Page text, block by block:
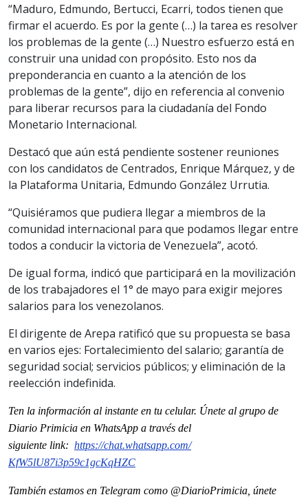
“Maduro, Edmundo, Bertucci, Ecarri, todos tienen que
firmar el acuerdo. Es por la gente (…) la tarea es resolver
los problemas de la gente (…) Nuestro esfuerzo está en
construir una unidad con propósito. Esto nos da
preponderancia en cuanto a la atención de los
problemas de la gente”, dijo en referencia al convenio
para liberar recursos para la ciudadanía del Fondo
Monetario Internacional.
Destacó que aún está pendiente sostener reuniones
con los candidatos de Centrados, Enrique Márquez, y de
la Plataforma Unitaria, Edmundo González Urrutia.
“Quisiéramos que pudiera llegar a miembros de la
comunidad internacional para que podamos llegar entre
todos a conducir la victoria de Venezuela”, acotó.
De igual forma, indicó que participará en la movilización
de los trabajadores el 1° de mayo para exigir mejores
salarios para los venezolanos.
El dirigente de Arepa ratificó que su propuesta se basa
en varios ejes: Fortalecimiento del salario; garantía de
seguridad social; servicios públicos; y eliminación de la
reelección indefinida.
Ten la información al instante en tu celular. Únete al grupo de
Diario Primicia en WhatsApp a través del
siguiente link: https://chat.whatsapp.com/
KfW5lU87i3p59c1gcKqHZC
También estamos en Telegram como @DiarioPrimicia, únete